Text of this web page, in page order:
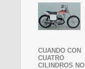
CUANDO CON
CUATRO
CILINDROS NO